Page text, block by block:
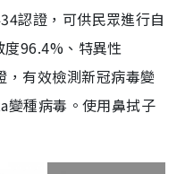
認證，可供民眾進行自
96.4%、特異性
有效檢測新冠病毒變
種病毒。使用鼻拭子